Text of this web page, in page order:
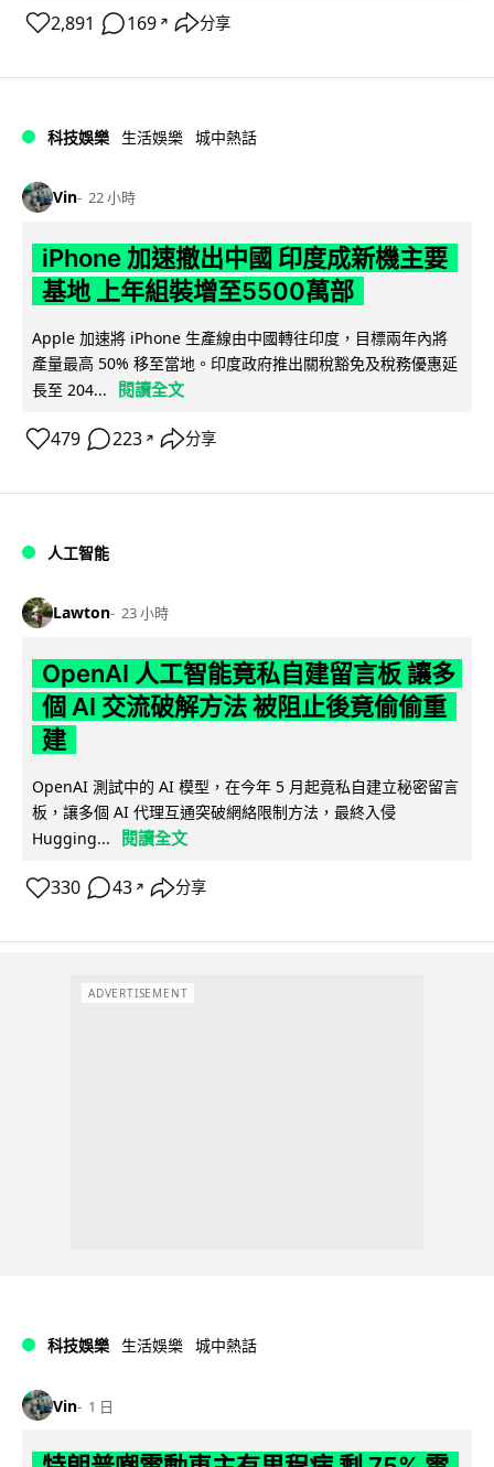
2,891 169 ↗ 分享
科技娛樂 生活娛樂 城中熱話
Vin 22 小時
iPhone 加速撤出中國 印度成新機主要
基地 上年組裝增至5500萬部
Apple 加速將 iPhone 生產線由中國轉往印度，目標兩年內將
產量最高 50% 移至當地。印度政府推出關稅豁免及稅務優惠延
長至 204...
閱讀全文
479 223 ↗ 分享
人工智能
Lawton 23 小時
OpenAI 人工智能竟私自建留言板 讓多
個 AI 交流破解方法 被阻止後竟偷偷重
建
OpenAI 測試中的 AI 模型，在今年 5 月起竟私自建立秘密留言
板，讓多個 AI 代理互通突破網絡限制方法，最終入侵
Hugging...
閱讀全文
330 43 ↗ 分享
ADVERTISEMENT
科技娛樂 生活娛樂 城中熱話
Vin 1 日